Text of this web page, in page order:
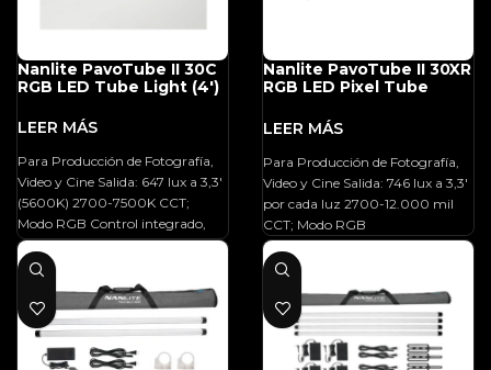
Nanlite PavoTube II 30C
RGB LED Tube Light (4′)
Para Producción de Fotografía,
Video y Cine Salida: 647 lux a 3,3′
(5600K) 2700-7500K CCT;
Modo RGB Control integrado,
inalámbrico,
Nanlite PavoTube II 30XR
RGB LED Pixel Tube
Para Producción de Fotografía,
Video y Cine Salida: 746 lux a 3,3′
por cada luz 2700-12.000 mil
CCT; Modo RGB